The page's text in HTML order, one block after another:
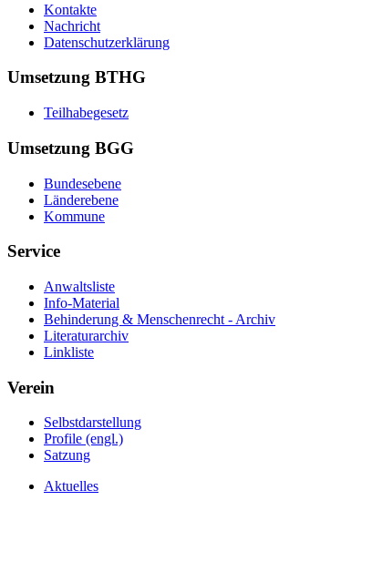
Kontakte
Nachricht
Datenschutzerklärung
Umsetzung BTHG
Teilhabegesetz
Umsetzung BGG
Bundesebene
Länderebene
Kommune
Service
Anwaltsliste
Info-Material
Behinderung & Menschenrecht - Archiv
Literaturarchiv
Linkliste
Verein
Selbstdarstellung
Profile (engl.)
Satzung
Aktuelles